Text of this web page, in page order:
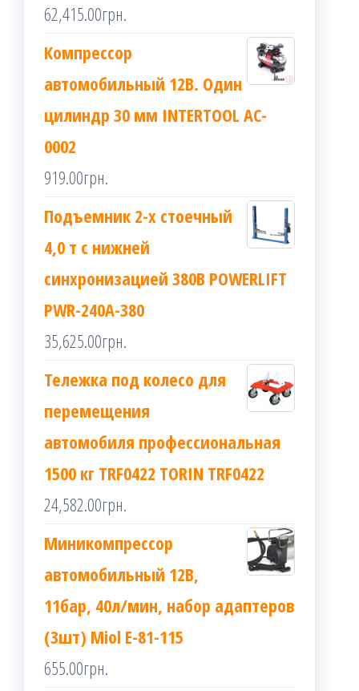
62,415.00грн.
Компрессор
автомобильный 12В. Один
цилиндр 30 мм INTERTOOL AC-
0002
919.00грн.
Подъемник 2-х стоечный
4,0 т с нижней
синхронизацией 380В POWERLIFT
PWR-240A-380
35,625.00грн.
Тележка под колесо для
перемещения
автомобиля профессиональная
1500 кг TRF0422 TORIN TRF0422
24,582.00грн.
Миникомпрессор
автомобильный 12В,
11бар, 40л/мин, набор адаптеров
(3шт) Miol E-81-115
655.00грн.